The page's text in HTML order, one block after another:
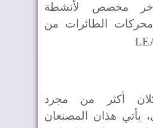
مخصص لأنشطة
محركات الطائرات من
أكثر من مجرد
يأتي هذان المصنعان